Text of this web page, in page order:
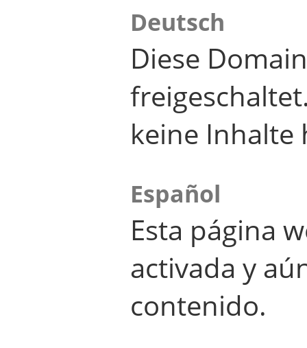
Deutsch
Diese
keine Inhalte
Español
Esta página
activada y
contenido.